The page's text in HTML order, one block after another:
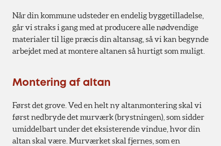
Når din kommune udsteder en endelig byggetilladelse,
går vi straks i gang med at producere alle nødvendige
materialer til lige præcis din altansag, så vi kan begynde
arbejdet med at montere altanen så hurtigt som muligt.
Montering af altan
Først det grove. Ved en helt ny altanmontering skal vi
først nedbryde det murværk (brystningen), som sidder
umiddelbart under det eksisterende vindue, hvor din
altan skal være. Murværket skal fjernes, som en